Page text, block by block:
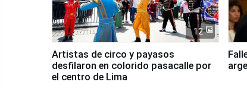
12
Artistas de circo y payasos
desfilaron en colorido pasacalle por
el centro de Lima